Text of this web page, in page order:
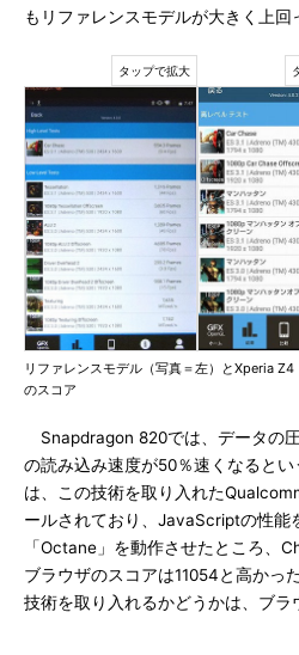
もリファレンスモデルが大きく上回
リファレンスモデル（写真＝左）とXperia Z4
のスコア
Snapdragon 820では、データの
の読み込み速度が50％速くなると
は、この技術を取り入れた
ールされており、JavaScriptの性能
「Octane」を動作させたところ、
ブラウザのスコアは11054と高かっ
技術を取り入れるかどうかは、ブラ